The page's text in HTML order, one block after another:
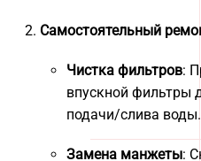
Самостоятельный
Чистка фильтров:
впускной фильтры
подачи/слива воды.
Замена манжеты: